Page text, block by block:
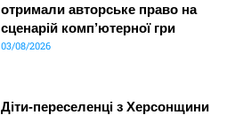
отримали авторське право на
сценарій комп’ютерної гри
03/08/2026
Діти-переселенці з Херсонщини